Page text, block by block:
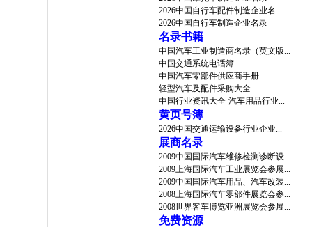
2026中国自行车配件制造企业名...
2026中国自行车制造企业名录
名录书籍
中国汽车工业制造商名录（英文版...
中国交通系统电话簿
中国汽车零部件供应商手册
轻型汽车及配件采购大全
中国行业资讯大全-汽车用品行业...
黄页号簿
2026中国交通运输设备行业企业...
展商名录
2009中国国际汽车维修检测诊断设...
2009上海国际汽车工业展览会参展...
2009中国国际汽车用品、汽车改装...
2008上海国际汽车零部件展览会参...
2008世界客车博览亚洲展览会参展...
免费资源